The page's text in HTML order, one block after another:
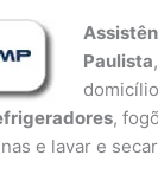
Paulista
,
e lavar e